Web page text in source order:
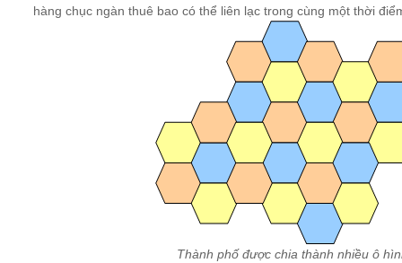
hàng chục ngàn thuê bao có thể liên lạc trong cùng một thời
Thành phố được chia thành nhiều ô